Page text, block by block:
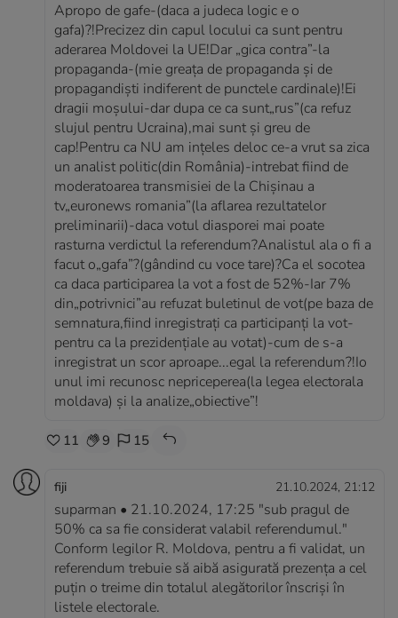
Apropo de gafe-(daca a judeca logic e o
gafa)?!Precizez din capul locului ca sunt pentru
aderarea Moldovei la UE!Dar „gica contra”-la
propaganda-(mie greața de propaganda și de
propagandiști indiferent de punctele cardinale)!Ei
dragii moșului-dar dupa ce ca sunt„rus”(ca refuz
slujul pentru Ucraina),mai sunt și greu de
cap!Pentru ca NU am ințeles deloc ce-a vrut sa zica
un analist politic(din România)-intrebat fiind de
moderatoarea transmisiei de la Chișinau a
tv„euronews romania”(la aflarea rezultatelor
preliminarii)-daca votul diasporei mai poate
rasturna verdictul la referendum?Analistul ala o fi a
facut o„gafa”?(gândind cu voce tare)?Ca el socotea
ca daca participarea la vot a fost de 52%-Iar 7%
din„potrivnici”au refuzat buletinul de vot(pe baza de
semnatura,fiind inregistrați ca participanți la vot-
pentru ca la prezidențiale au votat)-cum de s-a
inregistrat un scor aproape...egal la referendum?!Io
unul imi recunosc nepriceperea(la legea electorala
moldava) și la analize„obiective”!
11 9 15
fiji 21.10.2024, 21:12
suparman • 21.10.2024, 17:25 "sub pragul de
50% ca sa fie considerat valabil referendumul."
Conform legilor R. Moldova, pentru a fi validat, un
referendum trebuie să aibă asigurată prezenţa a cel
puţin o treime din totalul alegătorilor înscrişi în
listele electorale.